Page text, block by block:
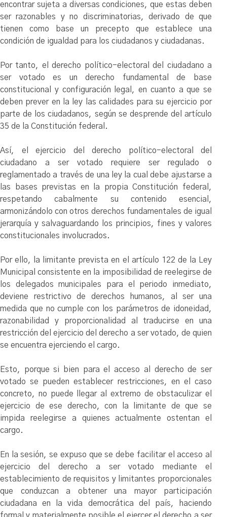
encontrar sujeta a diversas condiciones, que estas deben
ser razonables y no discriminatorias, derivado de que
tienen como base un precepto que establece una
condición de igualdad para los ciudadanos y ciudadanas.
Por tanto, el derecho político-electoral del ciudadano a
ser votado es un derecho fundamental de base
constitucional y configuración legal, en cuanto a que se
deben prever en la ley las calidades para su ejercicio por
parte de los ciudadanos, según se desprende del artículo
35 de la Constitución federal.
Así, el ejercicio del derecho político-electoral del
ciudadano a ser votado requiere ser regulado o
reglamentado a través de una ley la cual debe ajustarse a
las bases previstas en la propia Constitución federal,
respetando cabalmente su contenido esencial,
armonizándolo con otros derechos fundamentales de igual
jerarquía y salvaguardando los principios, fines y valores
constitucionales involucrados.
Por ello, la limitante prevista en el artículo 122 de la Ley
Municipal consistente en la imposibilidad de reelegirse de
los delegados municipales para el periodo inmediato,
deviene restrictivo de derechos humanos, al ser una
medida que no cumple con los parámetros de idoneidad,
razonabilidad y proporcionalidad al traducirse en una
restricción del ejercicio del derecho a ser votado, de quien
se encuentra ejerciendo el cargo.
Esto, porque si bien para el acceso al derecho de ser
votado se pueden establecer restricciones, en el caso
concreto, no puede llegar al extremo de obstaculizar el
ejercicio de ese derecho, con la limitante de que se
impida reelegirse a quienes actualmente ostentan el
cargo.
En la sesión, se expuso que se debe facilitar el acceso al
ejercicio del derecho a ser votado mediante el
establecimiento de requisitos y limitantes proporcionales
que conduzcan a obtener una mayor participación
ciudadana en la vida democrática del país, haciendo
formal y materialmente posible el ejercer el derecho a ser